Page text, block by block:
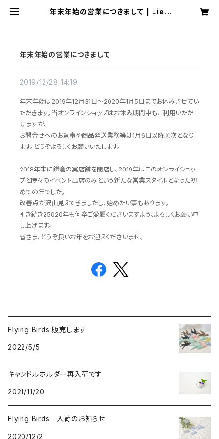
年末年始の営業につきまして | Lieb
年末年始の営業につきまして
2019/12/28 14:19
年末年始は2019年12月31日～2020年1月5日までお休みさせてい
ただきます。当オンラインショップはお休み期間中もご利用いただ
けますが、
お問合せへのお返事や商品発送業務等は1月6日以降順次となり
ます。どうぞよろしくお願いいたします。
2018年末に鎌倉の実店舗を閉店し、2019年はこのオンライショッ
プと時々のイベント出店のみという新たな営業スタイルとなった初
めての年でした。
改善点が沢山見えてきましたし、始めたい事もあります。
引き続き25020年も何卒ご愛顧くださいますよう、よろしくお願い申
し上げます。
皆さま、どうぞ良いお年をお迎えくださいませ。
Flying Birds 販売します
2022/5/5
キャンドルホルダー再入荷です
2021/11/20
Flying Birds 入荷のお知らせ
2020/12/2